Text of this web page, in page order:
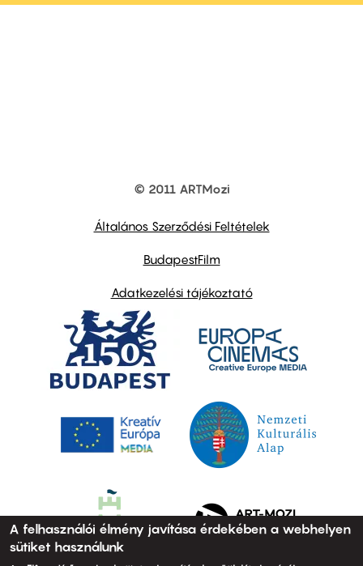
© 2011 ARTMozi
Általános Szerződési Feltételek
BudapestFilm
Adatkezelési tájékoztató
A felhasználói élmény javítása érdekében a webhelyen
sütiket használunk